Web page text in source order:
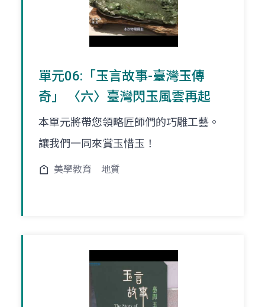
單元06:「玉言故事-臺灣玉傳
奇」 〈六〉臺灣閃玉風雲再起
本單元將帶您領略匠師們的巧雕工藝。
讓我們一同來賞玉惜玉！
美學教育 地質